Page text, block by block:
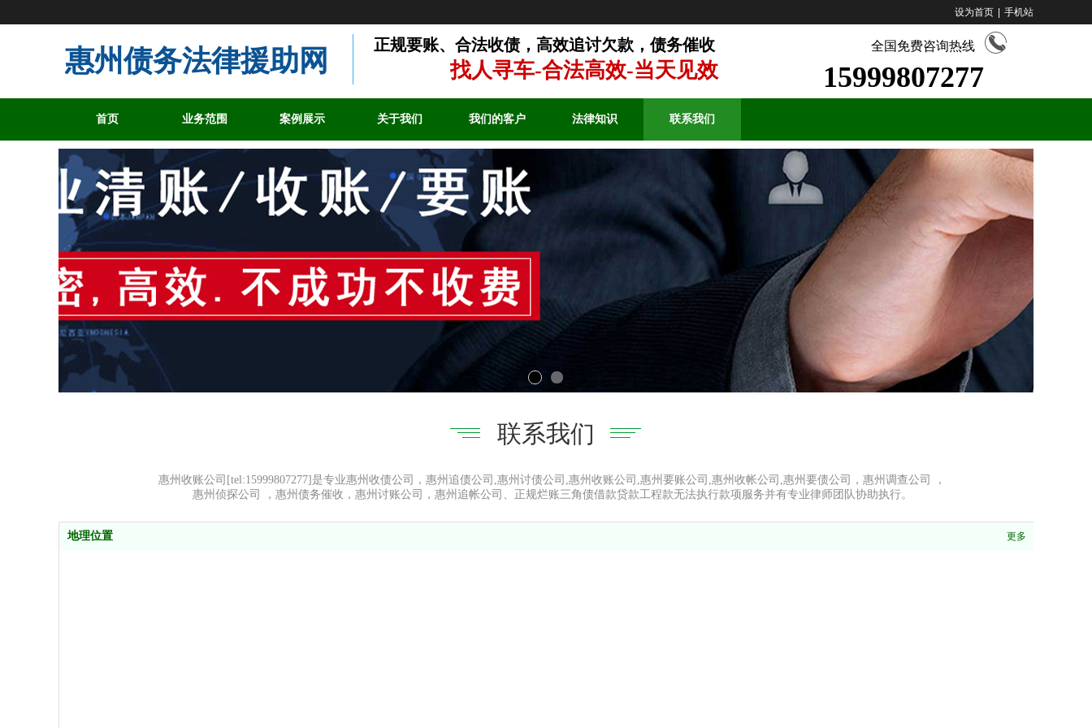
惠州债务法律援助网 15999807277
全国免费咨询热线
找人寻车-合法高效-当天见效
正规要账、合法收债，高效追讨欠款，债务催收
设为首页 手机站
首页 业务范围 案例展示 关于我们 我们的客户 法律知识 联系我们
地理位置 更多
惠州收账公司[tel:15999807277]是专业惠州收债公司，惠州追债公司,惠州讨债公司,惠州收账公司,惠州要账公司,惠州收帐公司,惠州要债公司，惠州调查公司 ，
惠州侦探公司 ，惠州债务催收，惠州讨账公司，惠州追帐公司、正规烂账三角债借款贷款工程款无法执行款项服务并有专业律师团队协助执行。
联系我们